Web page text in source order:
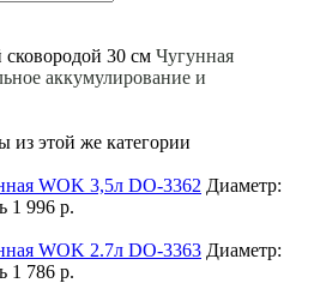
30 см Чугунная
аккумулирование и
из этой же категории
WOK 3,5л DO-3362 Диаметр:
1 996 р.
WOK 2.7л DO-3363 Диаметр:
1 786 р.